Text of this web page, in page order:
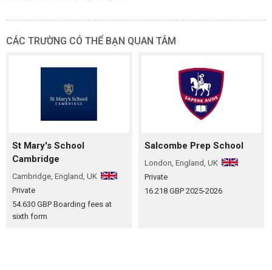
CÁC TRƯỜNG CÓ THỂ BẠN QUAN TÂM
St Mary's School
Cambridge
Cambridge, England, UK
Private
54.630 GBP Boarding fees at
sixth form
Salcombe Prep School
London, England, UK
Private
16.218 GBP 2025-2026